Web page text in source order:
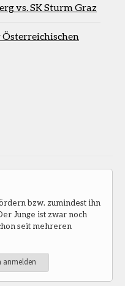
vs. SK Sturm Graz
bzw. zumindest ihn
Junge ist zwar noch
seit mehreren
anmelden